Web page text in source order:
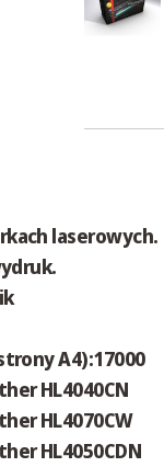
laserowych.
A4):17000
HL4040CN
HL4070CW
HL4050CDN